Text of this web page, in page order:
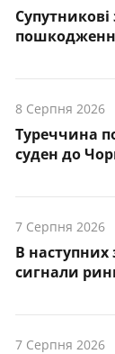
8 Серпня 2026
Туреччина
суден до
7 Серпня 2026
В наступних
cигнали
7 Серпня 2026